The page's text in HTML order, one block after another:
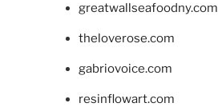
greatwallseafoodny.com
theloverose.com
gabriovoice.com
resinflowart.com